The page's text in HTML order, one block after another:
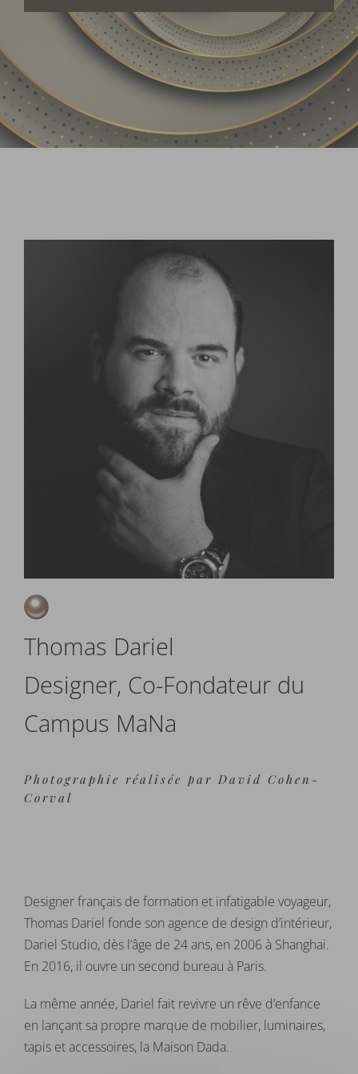
Thomas Dariel
Designer, Co-Fondateur du
Campus MaNa
Photographie réalisée par David Cohen-
Corval
Designer français de formation et infatigable voyageur,
Thomas Dariel fonde son agence de design d’intérieur,
Dariel Studio, dès l’âge de 24 ans, en 2006 à Shanghai.
En 2016, il ouvre un second bureau à Paris.
La même année, Dariel fait revivre un rêve d’enfance
en lançant sa propre marque de mobilier, luminaires,
tapis et accessoires, la Maison Dada.